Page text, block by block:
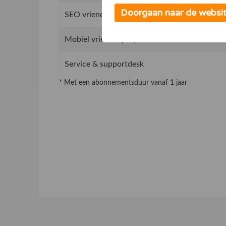
SEO vriendelijk concept, beter vindbaar in
Mobiel vriendelijk systeem
Service & supportdesk
* Met een abonnementsduur vanaf 1 jaar
Doorgaan naar de